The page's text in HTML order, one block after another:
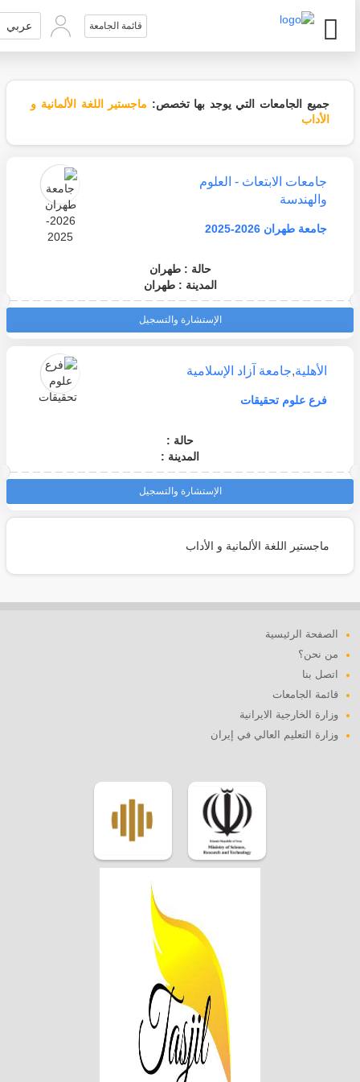
قائمة الجامعة عربي
جميع الجامعات التي يوجد بها تخصص: ماجستير اللغة الألمانية و
الأداب
جامعات الابتعاث - العلوم
والهندسة
جامعة طهران 2026-2025
حالة : طهران
المدينة : طهران
الإستشارة والتسجيل
الأهلية,جامعة آزاد الإسلامية
فرع علوم تحقيقات
حالة :
المدينة :
الإستشارة والتسجيل
ماجستير اللغة الألمانية و الأداب
الصفحة الرئيسية
من نحن؟
اتصل بنا
قائمة الجامعات
وزارة الخارجية الايرانية
وزارة التعليم العالي في إيران